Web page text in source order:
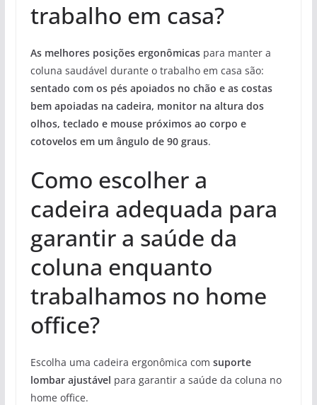
trabalho em casa?
As melhores posições ergonômicaspara manter a
coluna saudável durante o trabalho em casa são:
sentado com os pés apoiados no chão e as costas
bem apoiadas na cadeira, monitor na altura dos
olhos, teclado e mouse próximos ao corpo e
cotovelos em um ângulo de 90 graus.
Como escolher a
cadeira adequada para
garantir a saúde da
coluna enquanto
trabalhamos no home
office?
Escolha uma cadeira ergonômica com suporte
lombar ajustável para garantir a saúde da coluna no
home office.